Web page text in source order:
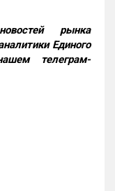
рынка
Единого
телеграм-